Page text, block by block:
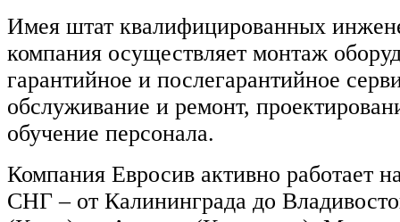
Имея штат квалифицированных
компания осуществляет монтаж
гарантийное и послегарантийное
обслуживание и ремонт,
обучение персонала.
Компания Евросив активно работает
СНГ – от Калининграда до